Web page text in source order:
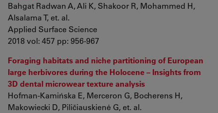
Bahgat Radwan A, Ali K, Shakoor R, Mohammed H,
Alsalama T, et. al.
Applied Surface Science
2018 vol: 457 pp: 956-967
Foraging habitats and niche partitioning of European
large herbivores during the Holocene – Insights from
3D dental microwear texture analysis
Hofman-Kamińska E, Merceron G, Bocherens H,
Makowiecki D, Piličiauskienė G, et. al.